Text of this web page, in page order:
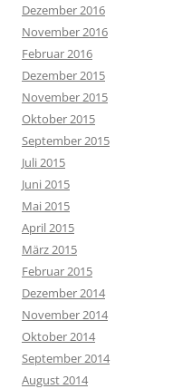
Dezember 2016
November 2016
Februar 2016
Dezember 2015
November 2015
Oktober 2015
September 2015
Juli 2015
Juni 2015
Mai 2015
April 2015
März 2015
Februar 2015
Dezember 2014
November 2014
Oktober 2014
September 2014
August 2014